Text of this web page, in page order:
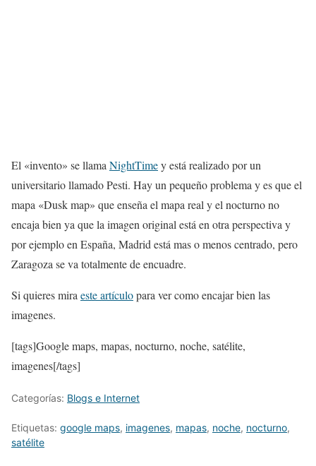
El «invento» se llama NightTimey está realizado por un
universitario llamado Pesti. Hay un pequeño problema y es que el
mapa «Dusk map» que enseña el mapa real y el nocturno no
encaja bien ya que la imagen original está en otra perspectiva y
por ejemplo en España, Madrid está mas o menos centrado, pero
Zaragoza se va totalmente de encuadre.
Si quieres mira este artículopara ver como encajar bien las
imagenes.
[tags]Google maps, mapas, nocturno, noche, satélite,
imagenes[/tags]
Categorías: Blogs e Internet
Etiquetas: google maps, imagenes, mapas, noche, nocturno,
satélite